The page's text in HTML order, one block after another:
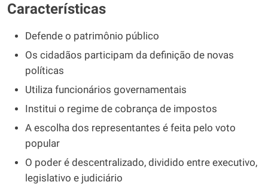
Características
Defende o patrimônio público
Os cidadãos participam da definição de novas
políticas
Utiliza funcionários governamentais
Institui o regime de cobrança de impostos
A escolha dos representantes é feita pelo voto
popular
O poder é descentralizado, dividido entre executivo,
legislativo e judiciário